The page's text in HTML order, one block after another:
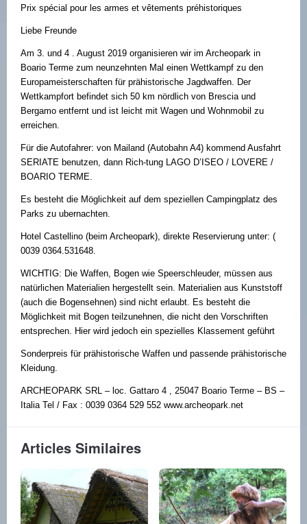
Prix spécial pour les armes et vêtements préhistoriques
Liebe Freunde
Am 3. und 4 . August 2019 organisieren wir im Archeopark in
Boario Terme zum neunzehnten Mal einen Wettkampf zu den
Europameisterschaften für prähistorische Jagdwaffen. Der
Wettkampfort befindet sich 50 km nördlich von Brescia und
Bergamo entfernt und ist leicht mit Wagen und Wohnmobil zu
erreichen.
Für die Autofahrer: von Mailand (Autobahn A4) kommend Ausfahrt
SERIATE benutzen, dann Rich-tung LAGO D’ISEO / LOVERE /
BOARIO TERME.
Es besteht die Möglichkeit auf dem speziellen Campingplatz des
Parks zu ubernachten.
Hotel Castellino (beim Archeopark), direkte Reservierung unter: (
0039 0364.531648.
WICHTIG: Die Waffen, Bogen wie Speerschleuder, müssen aus
natürlichen Materialien hergestellt sein. Materialien aus Kunststoff
(auch die Bogensehnen) sind nicht erlaubt. Es besteht die
Möglichkeit mit Bogen teilzunehnen, die nicht den Vorschriften
entsprechen. Hier wird jedoch ein spezielles Klassement geführt
Sonderpreis für prähistorische Waffen und passende prähistorische
Kleidung.
ARCHEOPARK SRL – loc. Gattaro 4 , 25047 Boario Terme – BS –
Italia Tel / Fax : 0039 0364 529 552 www.archeopark.net
Articles Similaires